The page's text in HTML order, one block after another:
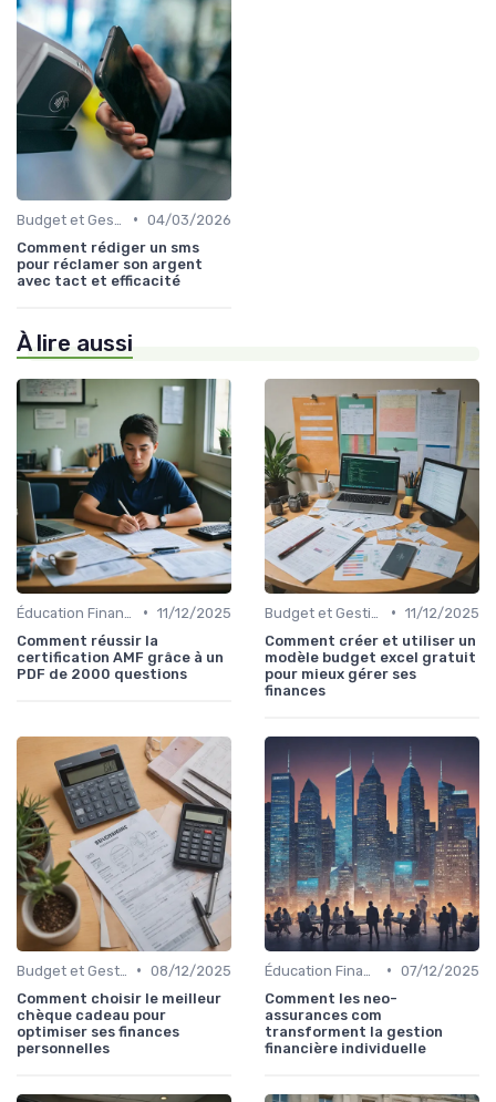
• 04/03/2026
Comment rédiger un sms
pour réclamer son argent
avec tact et efficacité
À lire aussi
• 11/12/2025
Comment réussir la
certification AMF grâce à un
PDF de 2000 questions
• 11/12/2025
Comment créer et utiliser un
modèle budget excel gratuit
pour mieux gérer ses
finances
• 08/12/2025
Comment choisir le meilleur
chèque cadeau pour
optimiser ses finances
personnelles
• 07/12/2025
Comment les neo-
assurances com
transforment la gestion
financière individuelle